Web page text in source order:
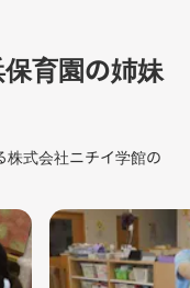
育園の姉妹
株式会社ニチイ学館の